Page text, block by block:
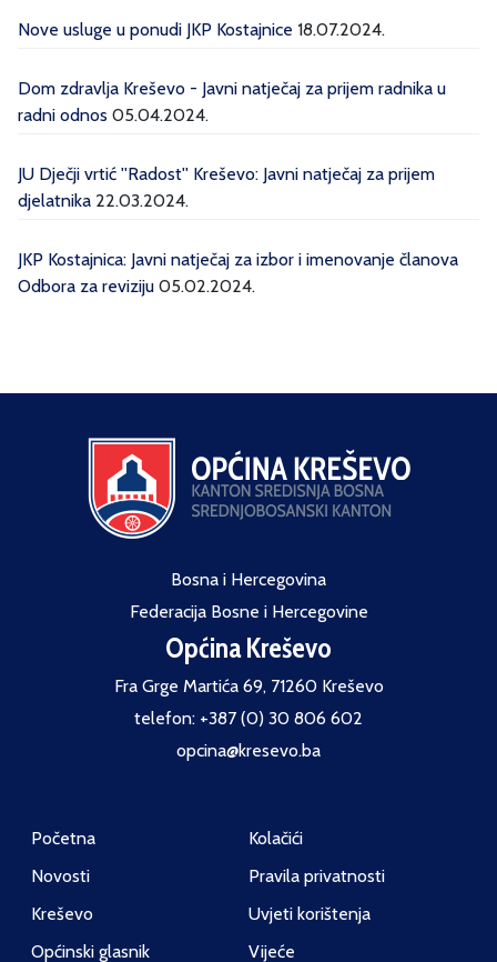
Nove usluge u ponudi JKP Kostajnice 18.07.2024.
Dom zdravlja Kreševo - Javni natječaj za prijem radnika u
radni odnos 05.04.2024.
JU Dječji vrtić ''Radost'' Kreševo: Javni natječaj za prijem
djelatnika 22.03.2024.
JKP Kostajnica: Javni natječaj za izbor i imenovanje članova
Odbora za reviziju 05.02.2024.
Bosna i Hercegovina
Federacija Bosne i Hercegovine
Općina Kreševo
Fra Grge Martića 69, 71260 Kreševo
telefon: +387 (0) 30 806 602
opcina@kresevo.ba
Početna
Novosti
Kreševo
Općinski glasnik
Kolačići
Pravila privatnosti
Uvjeti korištenja
Vijeće